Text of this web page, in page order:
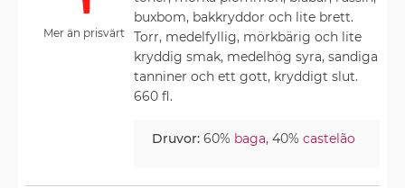
Mer än prisvärt
buxbom, bakkryddor och lite brett.
Torr, medelfyllig, mörkbärig och lite
kryddig smak, medelhög syra, sandiga
tanniner och ett gott, kryddigt slut.
660 fl.
Druvor: 60% baga, 40%castelão